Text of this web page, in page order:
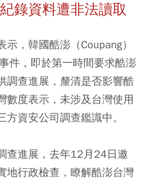
錄資料遭非法讀取
，韓國酷澎（Coupang）
件，即於第一時間要求酷澎
調查進展，釐清是否影響酷
數度表示，未涉及台灣使用
資安公司調查鑑識中。
查進展，去年12月24日邀
地行政檢查，瞭解酷澎台灣